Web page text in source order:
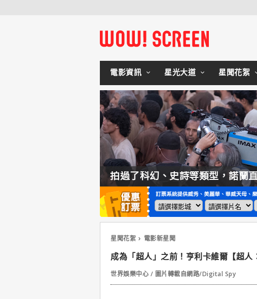
電影資訊 星光大道 星聞花絮
拍過了科幻、史詩等類型，諾蘭
星聞花絮 電影新星聞
成為「超人」之前！亨利卡維爾【超人
世界娛樂中心 / 圖片轉載自網路/Digital Spy